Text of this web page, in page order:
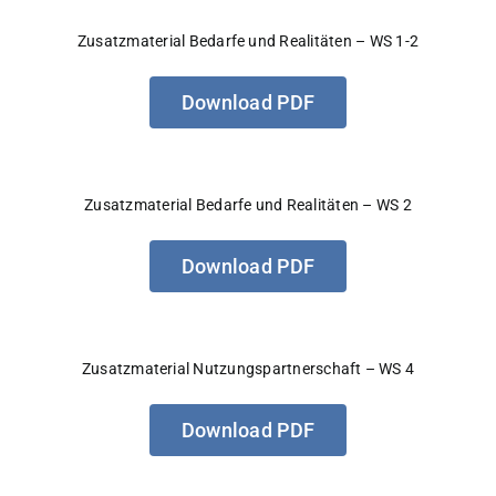
Zusatzmaterial Bedarfe und Realitäten – WS 1-2
Download PDF
Zusatzmaterial Bedarfe und Realitäten – WS 2
Download PDF
Zusatzmaterial Nutzungspartnerschaft – WS 4
Download PDF